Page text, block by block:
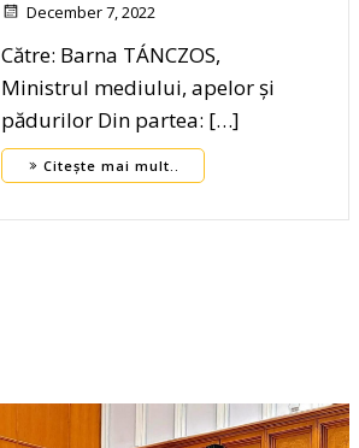
December 7, 2022
Către: Barna TÁNCZOS,
Ministrul mediului, apelor și
pădurilor Din partea: […]
Citește mai mult..